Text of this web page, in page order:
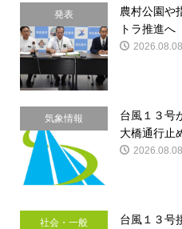
発表
農村公園や
トラ推進
2026.08.08
気象情報
台風１３号
大橋通行止
2026.08.08
社会・一般
台風１３号